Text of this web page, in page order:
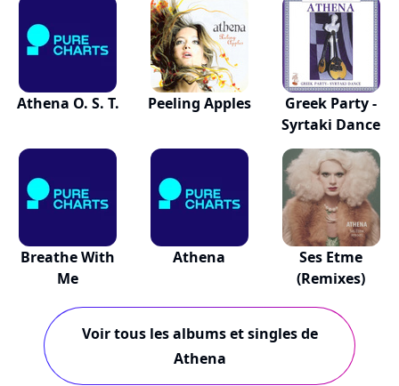
Athena O. S. T. Peeling Apples
Greek Party -
Syrtaki Dance
Breathe With
Me
Athena
Ses Etme
(Remixes)
Voir tous les albums et singles de
Athena